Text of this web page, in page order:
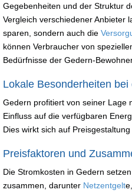
Gegebenheiten und der Struktur
Vergleich verschiedener Anbieter
sparen, sondern auch die
können Verbraucher von
Bedürfnisse der Gedern-
Lokale Besonderheiten
Gedern profitiert von seiner Lage
Einfluss auf die verfügbaren
Dies wirkt sich auf
Preisfaktoren und
Die Stromkosten in Gedern
zusammen, darunter Netzentgelt